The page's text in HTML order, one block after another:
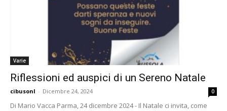
Varie
Riflessioni ed auspici di un Sereno Natale
cibusonl - Dicembre 24, 2024 0
Di Mario Vacca Parma, 24 dicembre 2024 - Il Natale ci invita, come